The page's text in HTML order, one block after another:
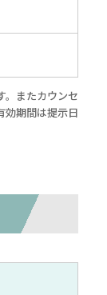
。またカウンセ
効期間は提示日